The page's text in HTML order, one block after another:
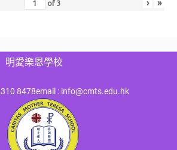
of3 › »
明愛樂恩學校
8478email : info@cmts.edu.hk